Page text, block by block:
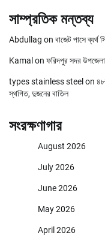
সাম্প্রতিক মন্তব্য
Abdullag on বাজেট পাসে ব্যর্থ
Kamal on ফরিদপুর সদর উপজেলা
types stainless steel on
স্থগিত, দুজনের বাতিল
সংরক্ষণাগার
August 2026
July 2026
June 2026
May 2026
April 2026